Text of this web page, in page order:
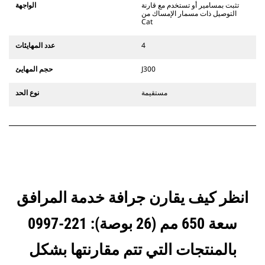
الثابتة. تتميز قارنات التوصيل المخصصة
تتوفر قارنات التوصيل المخصصة من
الواجهة
تثبت بمسامير أو تستخدم مع قارنة
التوصيل ذات مسمار الإمساك من
Cat
عدد المهايئات 4
حجم المهايئ J300
نوع الحد مستقيمة
انظر كيف يقارن جرافة خدمة المرافق
سعة 650 مم (26 بوصة): 221-0997
بالمنتجات التي تتم مقارنتها بشكل